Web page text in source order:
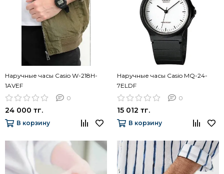
Наручные часы Casio W-218H-
1AVEF
0
24 000 тг.
В корзину
Наручные часы Casio MQ-24-
7ELDF
0
15 012 тг.
В корзину